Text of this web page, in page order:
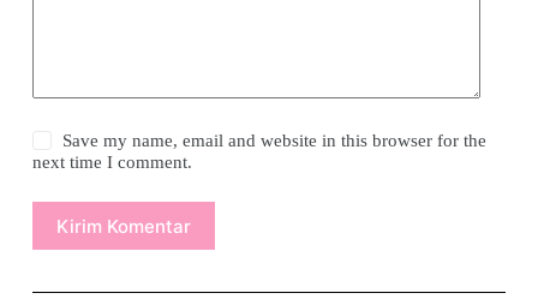
Save my name, email and website in this browser for the
next time I comment.
Kirim Komentar